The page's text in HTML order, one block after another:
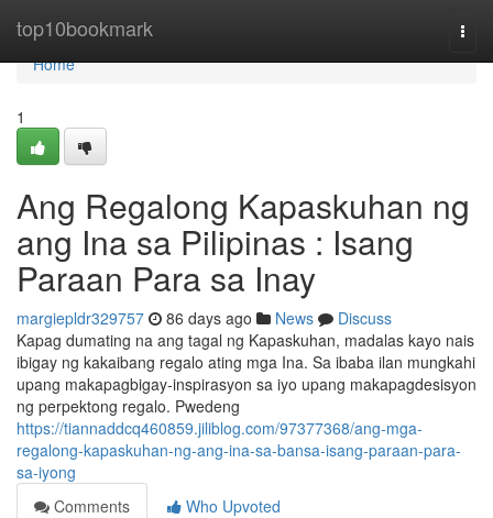
top10bookmark
Home
Home
1
Ang Regalong Kapaskuhan ng
ang Ina sa Pilipinas : Isang
Paraan Para sa Inay
margiepldr329757 86 days ago News
Discuss
Kapag dumating na ang tagal ng Kapaskuhan, madalas kayo nais
ibigay ng kakaibang regalo ating mga Ina. Sa ibaba ilan mungkahi
upang makapagbigay-inspirasyon sa iyo upang makapagdesisyon
ng perpektong regalo. Pwedeng
https://tiannaddcq460859.jiliblog.com/97377368/ang-mga-
regalong-kapaskuhan-ng-ang-ina-sa-bansa-isang-paraan-para-
sa-iyong
Comments
Who Upvoted